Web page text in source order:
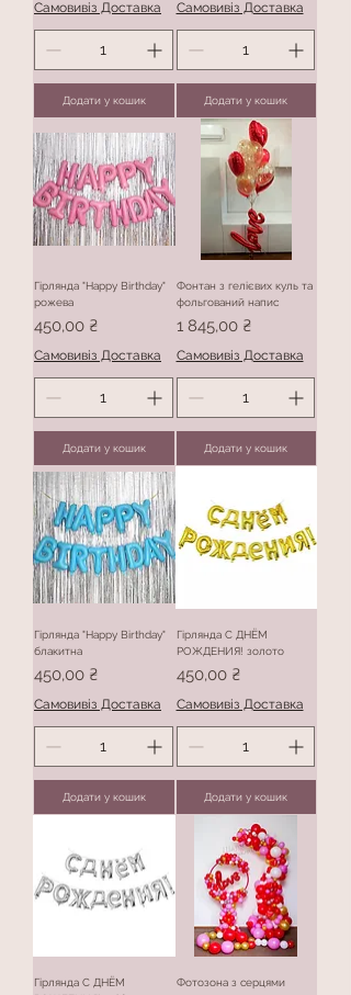
Самовивіз Доставка
Додати у кошик
Самовивіз Доставка
Додати у кошик
Гірлянда "Happy Birthday"
рожева
Ціна
450,00 ₴
Самовивіз Доставка
Додати у кошик
Фонтан з гелієвих куль та
фольгований напис
Ціна
1 845,00 ₴
Самовивіз Доставка
Додати у кошик
Гірлянда "Happy Birthday"
блакитна
Ціна
450,00 ₴
Самовивіз Доставка
Додати у кошик
Гірлянда С ДНЁМ
РОЖДЕНИЯ! золото
Ціна
450,00 ₴
Самовивіз Доставка
Додати у кошик
Гірлянда С ДНЁМ
Фотозона з серцями